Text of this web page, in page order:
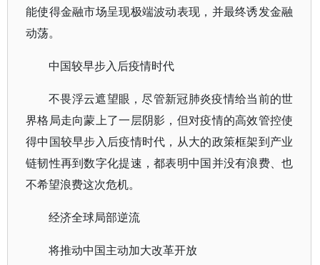
能使得金融市场呈现极端波动表现，并最终诱发金融
动荡。
中国较早步入后疫情时代
不畏浮云遮望眼，尽管新冠肺炎疫情给当前的世
界格局走向蒙上了一层阴影，但对疫情的高效管控使
得中国较早步入后疫情时代，从大的政策框架到产业
链韧性再到数字化提速，都表明中国并没有浪费、也
不希望浪费这次危机。
经济全球局部逆流
将推动中国主动加大改革开放